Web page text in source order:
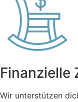
Finanzielle
Wir unterstützen